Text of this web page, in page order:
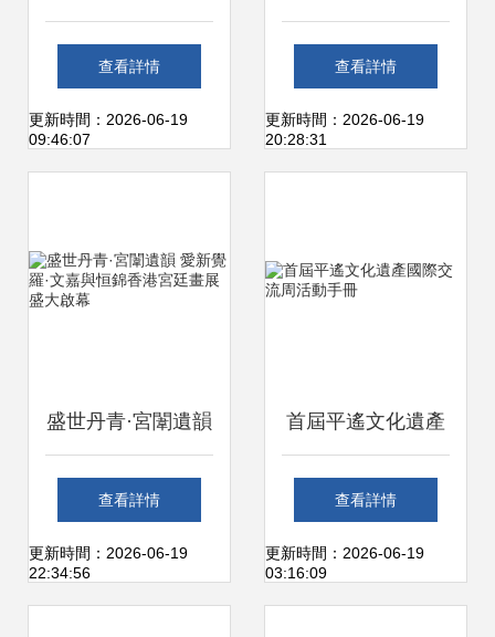
撞——徐里受邀赴
天津美術學院油畫
查看詳情
更新時間：2026-06-19
09:46:07
業協會第二期游學
交流活動圓滿成
查看詳情
更新時間：2026-06-19
20:28:31
盛世丹青·宮闈遺韻
愛新覺羅·文嘉與恒
錦香港宮廷畫展盛
查看詳情
更新時間：2026-06-19
22:34:56
首屆平遙文化遺產
國際交流周活動手
冊
查看詳情
更新時間：2026-06-19
03:16:09